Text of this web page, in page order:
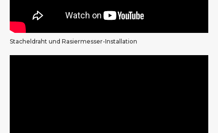
Stacheldraht und Rasiermesser-Installation